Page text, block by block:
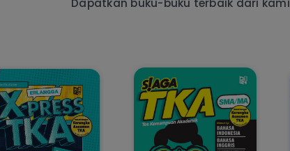
Dapatkan buku-buku terbaik dari kami